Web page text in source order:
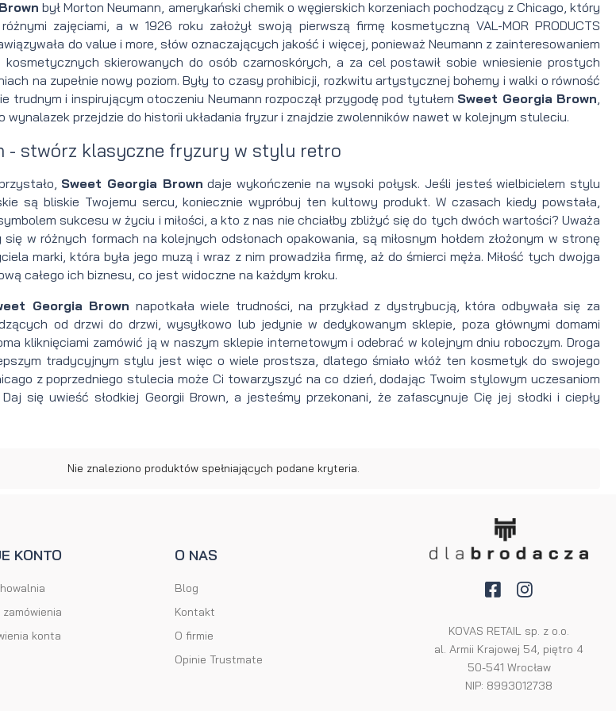
Perfumy
Woda
perfumowana
Krem do
twarzy dla
mężczyzn
Zestaw
do
tatuażu
był Morton Neumann, amerykański chemik o węgierskich korzeniach pochodzący z Chicago, który
zajęciami, a w 1926 roku założył swoją pierwszą firmę kosmetyczną VAL-MOR PRODUCTS
do value i more, słów oznaczających jakość i więcej, ponieważ Neumann z zainteresowaniem
kosmetycznych skierowanych do osób czarnoskórych, a za cel postawił sobie wniesienie prostych
na zupełnie nowy poziom. Były to czasy prohibicji, rozkwitu artystycznej bohemy i walki o równość
trudnym i inspirującym otoczeniu Neumann rozpoczął przygodę pod tytułem Sweet Georgia Brown,
wynalazek przejdzie do historii układania fryzur i znajdzie zwolenników nawet w kolejnym stuleciu.
- stwórz klasyczne fryzury w stylu retro
Sweet Georgia Brown daje wykończenie na wysoki połysk. Jeśli jesteś wielbicielem stylu
są bliskie Twojemu sercu, koniecznie wypróbuj ten kultowy produkt. W czasach kiedy powstała,
sukcesu w życiu i miłości, a kto z nas nie chciałby zbliżyć się do tych dwóch wartości? Uważa
w różnych formach na kolejnych odsłonach opakowania, są miłosnym hołdem złożonym w stronę
marki, która była jego muzą i wraz z nim prowadziła firmę, aż do śmierci męża. Miłość tych dwojga
całego ich biznesu, co jest widoczne na każdym kroku.
Georgia Brown napotkała wiele trudności, na przykład z dystrybucją, która odbywała się za
od drzwi do drzwi, wysyłkowo lub jedynie w dedykowanym sklepie, poza głównymi domami
kliknięciami zamówić ją w naszym sklepie internetowym i odebrać w kolejnym dniu roboczym. Droga
tradycyjnym stylu jest więc o wiele prostsza, dlatego śmiało włóż ten kosmetyk do swojego
z poprzedniego stulecia może Ci towarzyszyć na co dzień, dodając Twoim stylowym uczesaniom
się uwieść słodkiej Georgii Brown, a jesteśmy przekonani, że zafascynuje Cię jej słodki i ciepły
Nie znaleziono produktów spełniających podane kryteria.
KONTO
zamówienia
konta
O NAS
Blog
Kontakt
O firmie
Opinie Trustmate
KOVAS RETAIL sp. z o.o.
al. Armii Krajowej 54, piętro 4
50-541 Wrocław
NIP: 8993012738